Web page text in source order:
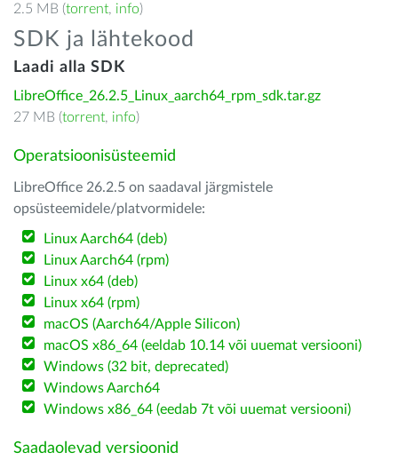
2.5 MB (torrent, info)
SDK ja lähtekood
Laadi alla SDK
LibreOffice_26.2.5_Linux_aarch64_rpm_sdk.tar.gz
27 MB (torrent, info)
Operatsioonisüsteemid
LibreOffice 26.2.5 on saadaval järgmistele
opsüsteemidele/platvormidele:
Linux Aarch64 (deb)
Linux Aarch64 (rpm)
Linux x64 (deb)
Linux x64 (rpm)
macOS (Aarch64/Apple Silicon)
macOS x86_64 (eeldab 10.14 või uuemat versiooni)
Windows (32 bit, deprecated)
Windows Aarch64
Windows x86_64 (eedab 7t või uuemat versiooni)
Saadaolevad versioonid